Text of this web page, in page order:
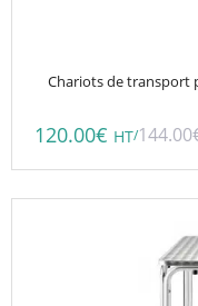
Chariots de transport
120.00€ HT/144.00